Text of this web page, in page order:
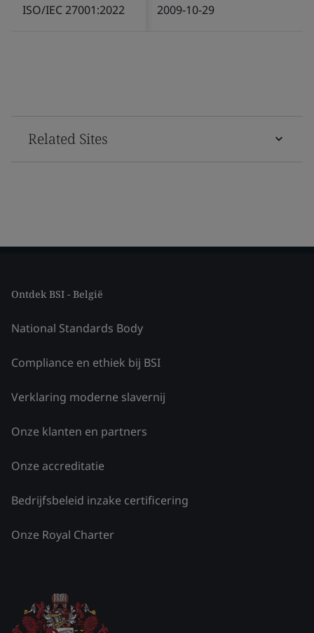
ISO/IEC 27001:2022 2009-10-29
Related Sites
Ontdek BSI - België
National Standards Body
Compliance en ethiek bij BSI
Verklaring moderne slavernij
Onze klanten en partners
Onze accreditatie
Bedrijfsbeleid inzake certificering
Onze Royal Charter